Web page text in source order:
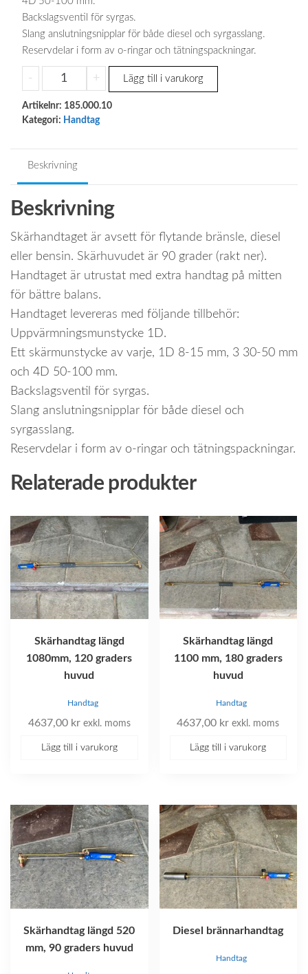
Backslagsventil för syrgas.
Slang anslutningsnipplar för både diesel och syrgasslang.
Reservdelar i form av o-ringar och tätningspackningar.
-
Skärhandtag
längd
1050
mm,
huvud
+ Lägg till i varukorg
Artikelnr: 185.000.10
Kategori: Handtag
Beskrivning
Beskrivning
Skärhandtaget är avsett för flytande bränsle, diesel
eller bensin. Skärhuvudet är 90 grader (rakt ner).
Handtaget är utrustat med extra handtag på mitten
för bättre balans.
Handtaget levereras med följande tillbehör:
Uppvärmningsmunstycke 1D.
Ett skärmunstycke av varje, 1D 8-15 mm, 3 30-50 mm
och 4D 50-100 mm.
Backslagsventil för syrgas.
Slang anslutningsnipplar för både diesel och
syrgasslang.
Reservdelar i form av o-ringar och tätningspackningar.
Relaterade produkter
Skärhandtag längd
1080mm, 120 graders
huvud
Handtag
4637,00 kr exkl. moms
Lägg till i varukorg
Skärhandtag längd
1100 mm, 180 graders
huvud
Handtag
4637,00 kr exkl. moms
Lägg till i varukorg
Skärhandtag längd 520
mm, 90 graders huvud
Diesel brännarhandtag
Handtag